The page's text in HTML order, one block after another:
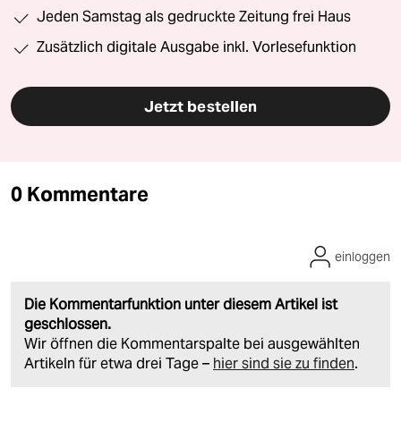
Jeden Samstag als gedruckte Zeitung frei Haus
Zusätzlich digitale Ausgabe inkl. Vorlesefunktion
Jetzt bestellen
0 Kommentare
Die Kommentarfunktion unter diesem Artikel ist
geschlossen.
Wir öffnen die Kommentarspalte bei ausgewählten
Artikeln für etwa drei Tage – hier sind sie zu finden.
einloggen